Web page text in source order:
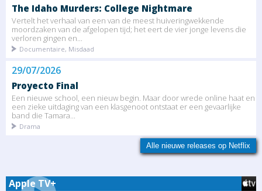
The Idaho Murders: College Nightmare
Vertelt het verhaal van een van de meest huiveringwekkende
moordzaken van de afgelopen tijd; het eert de vier jonge levens die
verloren gingen en...
Documentaire, Misdaad
29/07/2026
Proyecto Final
Een nieuwe school, een nieuw begin. Maar door wrede online haat en
een zieke uitdaging van een klasgenoot ontstaat er een gevaarlijke
band die Tamara...
Drama
Alle nieuwe releases op Netflix
Apple TV+